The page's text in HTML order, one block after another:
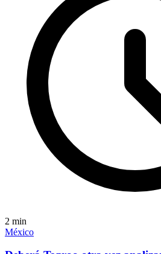
2 min
México